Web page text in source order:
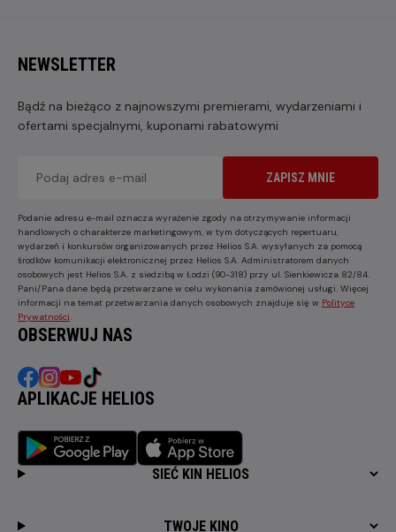
NEWSLETTER
Bądź na bieżąco z najnowszymi premierami, wydarzeniami i
ofertami specjalnymi, kuponami rabatowymi
ZAPISZ MNIE
Podanie adresu e-mail oznacza wyrażenie zgody na otrzymywanie informacji
handlowych o charakterze marketingowym, w tym dotyczących repertuaru,
wydarzeń i konkursów organizowanych przez Helios S.A. wysyłanych za pomocą
środków komunikacji elektronicznej przez Helios S.A. Administratorem danych
osobowych jest Helios S.A. z siedzibą w Łodzi (90-318) przy ul. Sienkiewicza 82/84.
Pani/Pana dane będą przetwarzane w celu wykonania zamówionej usługi. Więcej
informacji na temat przetwarzania danych osobowych znajduje się w Polityce
Prywatności
OBSERWUJ NAS
APLIKACJE HELIOS
SIEĆ KIN HELIOS
TWOJE KINO